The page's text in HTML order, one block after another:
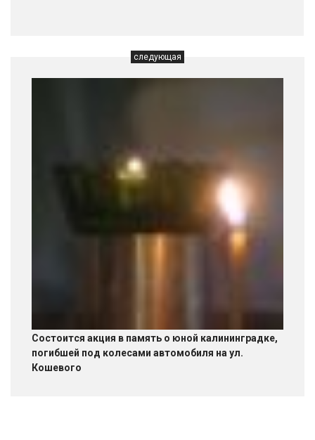
следующая
Состоится акция в память о юной калининградке,
погибшей под колесами автомобиля на ул.
Кошевого